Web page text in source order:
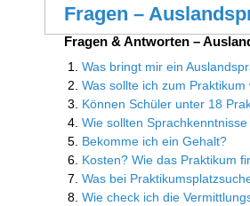
Fragen –
Fragen & Antworten –
Was bringt mir ein
Was sollte ich zum Praktikum
Können Schüler unter 18
Wie sollten
Bekomme ich ein Gehalt?
Kosten? Wie das Praktikum
Was bei
Wie check ich die